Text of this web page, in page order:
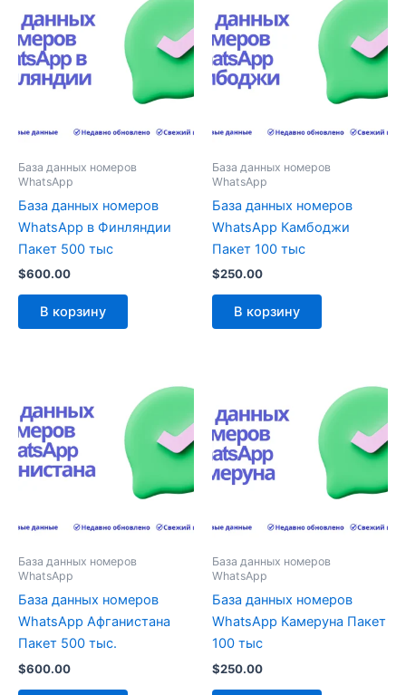
База данных номеров
WhatsApp
База данных номеров
WhatsApp в Финляндии
Пакет 500 тыс
$600.00
В корзину
База данных номеров
WhatsApp
База данных номеров
WhatsApp Камбоджи
Пакет 100 тыс
$250.00
В корзину
База данных номеров
WhatsApp
База данных номеров
WhatsApp Афганистана
Пакет 500 тыс.
$600.00
База данных номеров
WhatsApp
База данных номеров
WhatsApp Камеруна Пакет
100 тыс
$250.00